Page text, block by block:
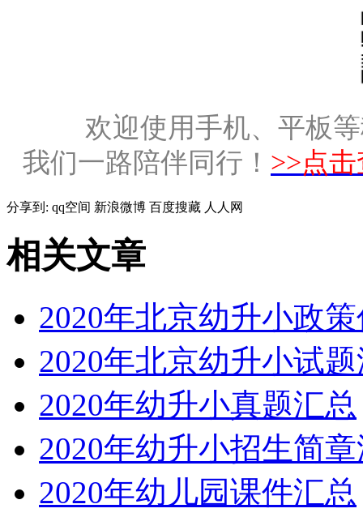
欢迎使用手机、平板
我们一路陪伴同行！ >>点
分享到: qq空间 新浪微博 百度搜藏 人人网
相关文章
2020年北京幼升小政
2020年北京幼升小试
2020年幼升小真题汇总
2020年幼升小招生简
2020年幼儿园课件汇总